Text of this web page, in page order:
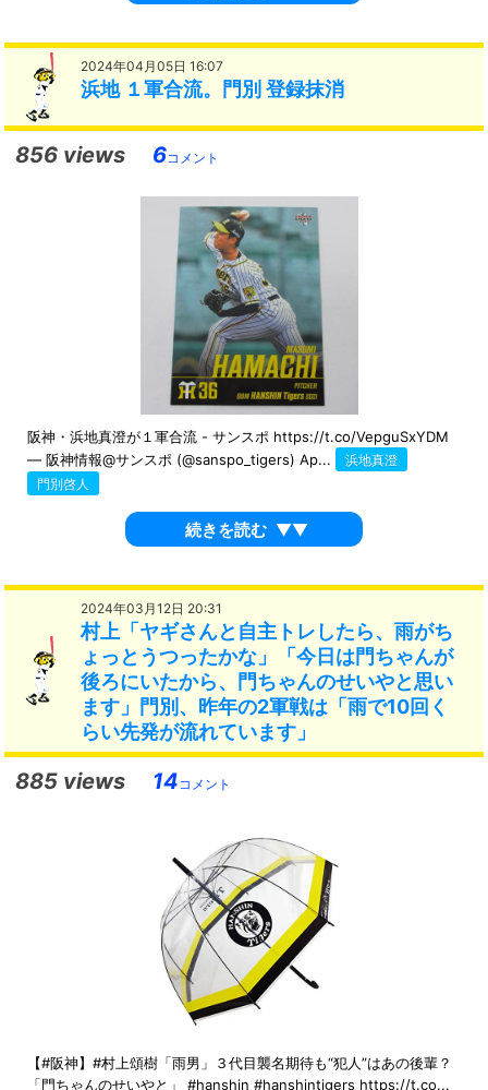
2024年04月05日 16:07
浜地 １軍合流。門別 登録抹消
856 views 6コメント
阪神・浜地真澄が１軍合流 - サンスポ https://t.co/VepguSxYDM
— 阪神情報@サンスポ (@sanspo_tigers) Ap...
浜地真澄
門別啓人
続きを読む ▼▼
2024年03月12日 20:31
村上「ヤギさんと自主トレしたら、雨がち
ょっとうつったかな」「今日は門ちゃんが
後ろにいたから、門ちゃんのせいやと思い
ます」門別、昨年の2軍戦は「雨で10回く
らい先発が流れています」
885 views 14 コメント
【#阪神】#村上頌樹「雨男」３代目襲名期待も“犯人”はあの後輩？
「門ちゃんのせいやと」 #hanshin #hanshintigers https://t.co...